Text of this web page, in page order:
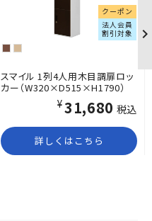
クーポン
法人会員
割引対象
スマイル 1列4人用木目調扉ロッ
カー（W320×D515×H1790）
¥31,680 税込
詳しくはこちら